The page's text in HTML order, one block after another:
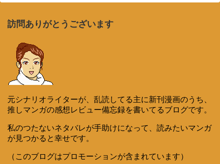
訪問ありがとうございます
元シナリオライターが、乱読してる主に新刊漫画のうち、
推しマンガの感想レビュー備忘録を書いてるブログです。
私のつたないネタバレが手助けになって、読みたいマンガ
が見つかると幸せです。
（このブログはプロモーションが含まれています）